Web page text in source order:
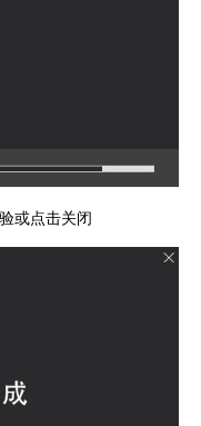
或点击关闭